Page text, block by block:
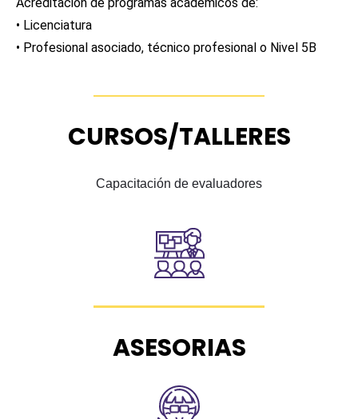
• Licenciatura
• Profesional asociado, técnico profesional o Nivel 5B
CURSOS/TALLERES
Capacitación de evaluadores
ASESORIAS